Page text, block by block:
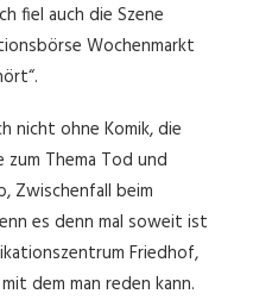
fiel auch die Szene
Wochenmarkt
nicht ohne Komik, die
Thema Tod und
Zwischenfall beim
es denn mal soweit ist
Friedhof,
dem man reden kann.